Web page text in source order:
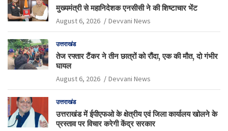
मुख्यमंत्री से महानिदेशक एनसीसी ने की शिष्टाचार भेंट
August 6, 2026 Devvani News
उत्तराखंड
तेज रफ्तार टैंकर ने तीन छात्रों को रौंदा, एक की मौत, दो गंभीर
घायल
August 6, 2026 Devvani News
उत्तराखंड
उत्तराखंड में ईपीएफओ के क्षेत्रीय एवं जिला कार्यालय खोलने के
प्रस्ताव पर विचार करेगी केंद्र सरकार